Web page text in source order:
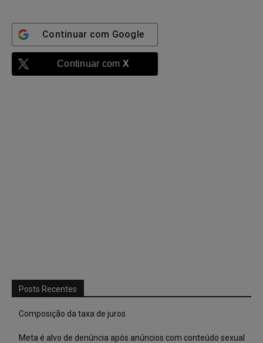
Continuar com Google
Continuar com X
Posts Recentes
Composição da taxa de juros
Meta é alvo de denúncia após anúncios com conteúdo sexual